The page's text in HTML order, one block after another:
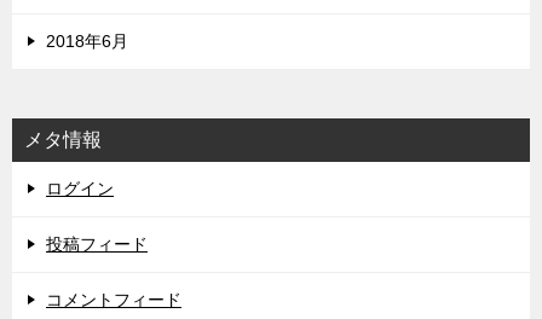
2018年6月
メタ情報
ログイン
投稿フィード
コメントフィード